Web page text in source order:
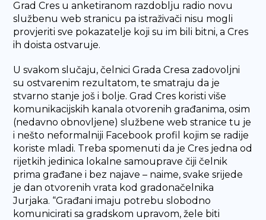
Grad Cres u anketiranom razdoblju radio novu
službenu web stranicu pa istraživači nisu mogli
provjeriti sve pokazatelje koji su im bili bitni, a Cres
ih doista ostvaruje.
U svakom slučaju, čelnici Grada Cresa zadovoljni
su ostvarenim rezultatom, te smatraju da je
stvarno stanje još i bolje. Grad Cres koristi više
komunikacijskih kanala otvorenih građanima, osim
(nedavno obnovljene) službene web stranice tu je
i nešto neformalniji Facebook profil kojim se radije
koriste mladi. Treba spomenuti da je Cres jedna od
rijetkih jedinica lokalne samouprave čiji čelnik
prima građane i bez najave – naime, svake srijede
je dan otvorenih vrata kod gradonačelnika
Jurjaka. “Građani imaju potrebu slobodno
komunicirati sa gradskom upravom, žele biti